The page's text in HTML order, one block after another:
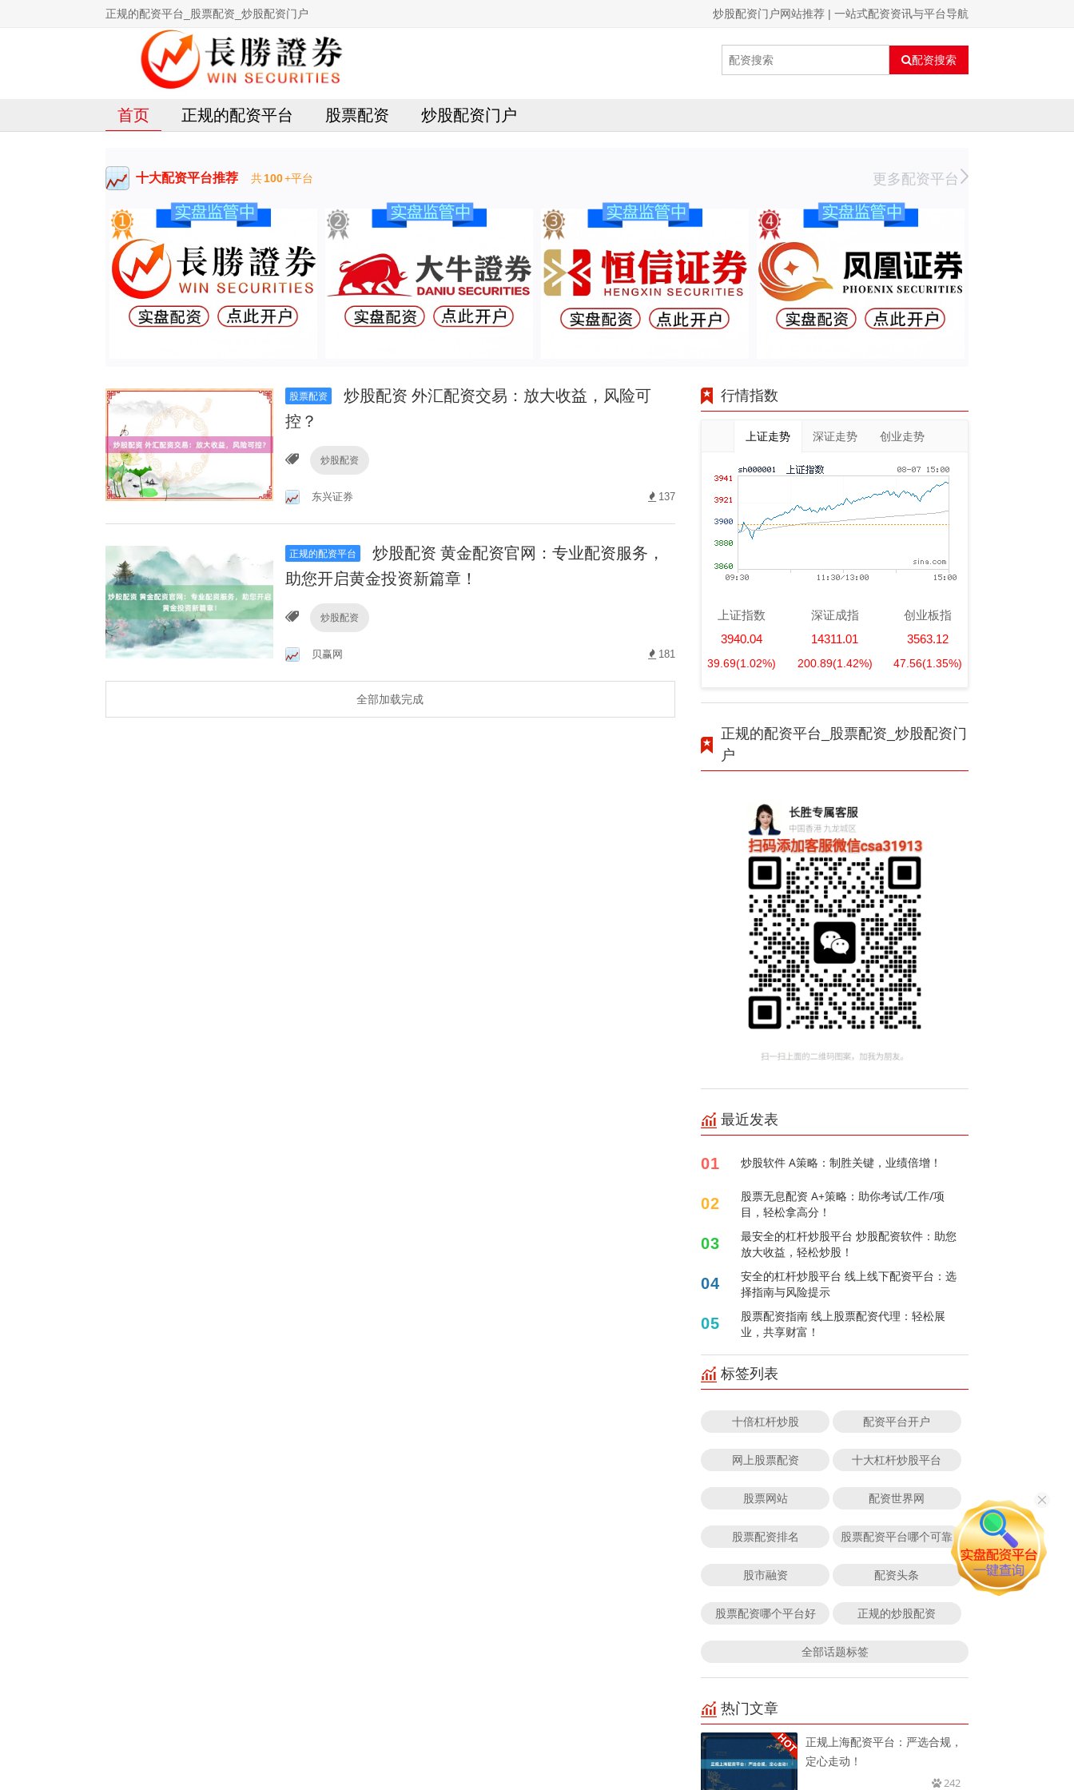
正规的配资平台_股票配资_炒股配资门户 炒股配资门户网站推荐 | 一站式配资资讯与平台导航
配资搜索
首页 正规的配资平台 股票配资 炒股配资门户
十大配资平台推荐 共100+平台 更多配资平台
股票配资
炒股配资 外汇配资交易：放大收益，风险可
控？
炒股配资
东兴证券 137
正规的配资平台
炒股配资 黄金配资官网：专业配资服务，
助您开启黄金投资新篇章！
炒股配资
贝赢网 181
全部加载完成
行情指数
上证走势 深证走势 创业走势
上证指数
3940.04
39.69(1.02%)
深证成指
14311.01
200.89(1.42%)
创业板指
3563.12
47.56(1.35%)
正规的配资平台_股票配资_炒股配资门
户
最近发表
01 炒股软件 A策略：制胜关键，业绩倍增！
02
股票无息配资 A+策略：助你考试/工作/项
目，轻松拿高分！
03
最安全的杠杆炒股平台 炒股配资软件：助您
放大收益，轻松炒股！
04
安全的杠杆炒股平台 线上线下配资平台：选
择指南与风险提示
05
股票配资指南 线上股票配资代理：轻松展
业，共享财富！
标签列表
十倍杠杆炒股 配资平台开户
网上股票配资 十大杠杆炒股平台
股票网站 配资世界网
股票配资排名 股票配资平台哪个可靠
股市融资 配资头条
股票配资哪个平台好 正规的炒股配资
全部话题标签
热门文章
正规上海配资平台：严选合规，
定心走动！
242